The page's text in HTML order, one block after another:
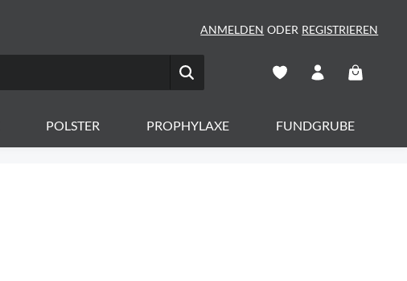
ANMELDEN ODER REGISTRIEREN
POLSTER PROPHYLAXE FUNDGRUBE